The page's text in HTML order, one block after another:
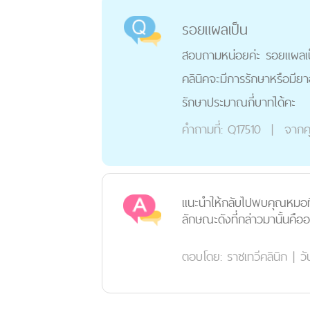
รอยแผลเป็น
สอบถามหน่อยค่ะ รอยแผล
คลินิคจะมีการรักษาหรือมีย
รักษาประมาณกี่บาทได้คะ
คำถามที่: Q17510 | จา
แนะนำให้กลับไปพบคุณหม
ลักษณะดังที่กล่าวมานั้นคืออ
ตอบโดย: ราชเทวีคลินิก |